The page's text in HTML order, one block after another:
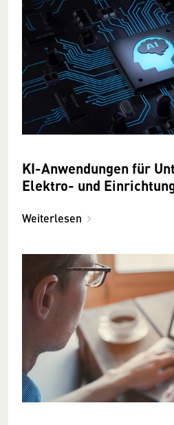
KI-Anwendungen für
Elektro- und
Weiterlesen